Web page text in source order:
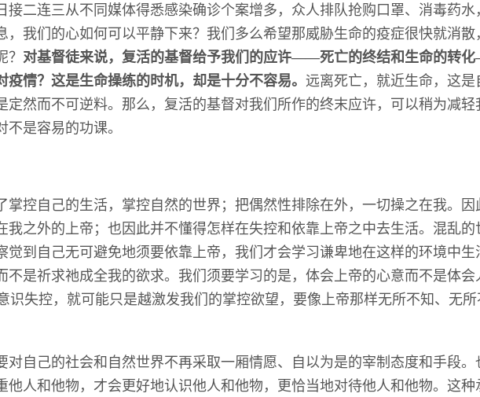
接二连三从不同媒体得悉感染确诊个案增多，众人排队抢购口罩、消毒药水
，我们的心如何可以平静下来？我们多么希望那威胁生命的疫症很快就消散
对基督徒来说，复活的基督给予我们的应许――死亡的终结和生命的转
情？这是生命操练的时机，却是十分不容易。 远离死亡，就近生命，这是
定然而不可逆料。那么，复活的基督对我们所作的终末应许，可以稍为减轻
是容易的功课。
掌控自己的生活，掌控自然的世界；把偶然性排除在外，一切操之在我。因
我之外的上帝；也因此并不懂得怎样在失控和依靠上帝之中去生活。混乱的
觉到自己无可避免地须要依靠上帝，我们才会学习谦卑地在这样的环境中生
不是祈求祂成全我的欲求。我们须要学习的是，体会上帝的心意而不是体会
识失控，就可能只是越激发我们的掌控欲望，要像上帝那样无所不知、无所
自己的社会和自然世界不再采取一厢情愿、自以为是的宰制态度和手段。
人和他物，才会更好地认识他人和他物，更恰当地对待他人和他物。这种